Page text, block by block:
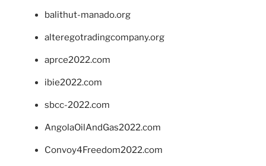
balithut-manado.org
alteregotradingcompany.org
aprce2022.com
ibie2022.com
sbcc-2022.com
AngolaOilAndGas2022.com
Convoy4Freedom2022.com